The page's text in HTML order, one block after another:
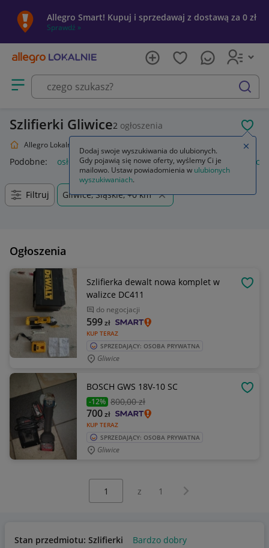
Allegro Smart! Kupuj i sprzedawaj z dostawą za 0 zł
Sprawdź »
Otwórz menu z kategoriami
szukaj
Szlifierki Gliwice2 ogłoszenia
Allegro Lokalnie
Podobne: osłona przeciwpyłowa do szlifierki przystawka do
Filtruj Gliwice, Śląskie, +0 km
Ogłoszenia
Szlifierka dewalt nowa komplet w
walizce DC411
do negocjacji
KUP TERAZ
599zł
SPRZEDAJĄCY: OSOBA PRYWATNA
Gliwice
BOSCH GWS 18V-10 SC
-12% 800,00 zł
KUP TERAZ
700zł
SPRZEDAJĄCY: OSOBA PRYWATNA
Gliwice
z 1 Następna strona
Stan przedmiotu: Szlifierki Bardzo dobry
Dodaj swoje wyszukiwania do ulubionych.
Gdy pojawią się nowe oferty, wyślemy Ci je
mailowo. Ustaw powiadomienia w ulubionych
wyszukiwaniach.